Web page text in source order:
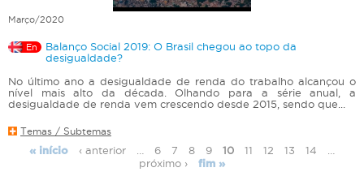
Março/2020
En
Balanço Social 2019: O Brasil chegou ao topo da
desigualdade?
No último ano a desigualdade de renda do trabalho alcançou o
nível mais alto da década. Olhando para a série anual, a
desigualdade de renda vem crescendo desde 2015, sendo que...
Temas / Subtemas
« início ‹ anterior 6 7 8 9 10 11 12 13 14
próximo ›
fim »